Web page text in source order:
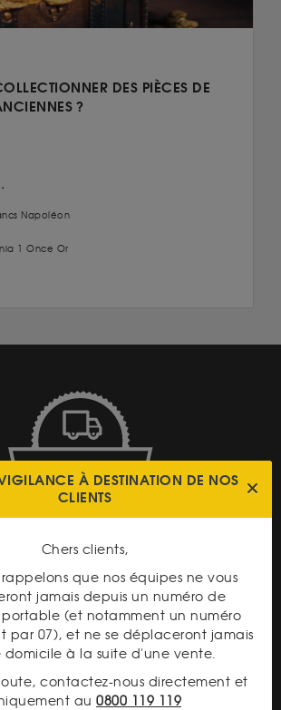
DES PIÈCES DE
?
Napoléon
1 Once Or
LIVRAISON ASSURÉE
TRANSPARENCE DES
PRIX
À DESTINATION DE NOS
CLIENTS
Chers clients,
rappelons que nos équipes ne vous
jamais depuis un numéro de
(et notamment un numéro
par 07), et ne se déplaceront jamais
domicile à la suite d'une vente.
contactez-nous directement et
au 0800 119 119